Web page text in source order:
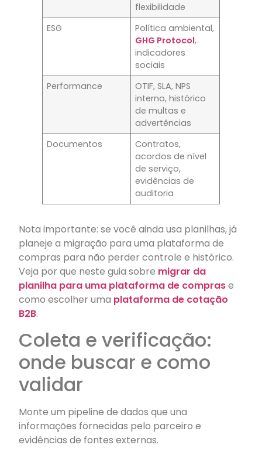
flexibilidade
ESG
Política ambiental,
GHG Protocol,
indicadores
sociais
Performance
OTIF, SLA, NPS
interno, histórico
de multas e
advertências
Documentos
Contratos,
acordos de nível
de serviço,
evidências de
auditoria
Nota importante: se você ainda usa planilhas, já
planeje a migração para uma plataforma de
compras para não perder controle e histórico.
Veja por que neste guia sobre migrar da
planilha para uma plataforma de comprase
como escolher uma plataforma de cotação
B2B.
Coleta e verificação:
onde buscar e como
validar
Monte um pipeline de dados que una
informações fornecidas pelo parceiro e
evidências de fontes externas.